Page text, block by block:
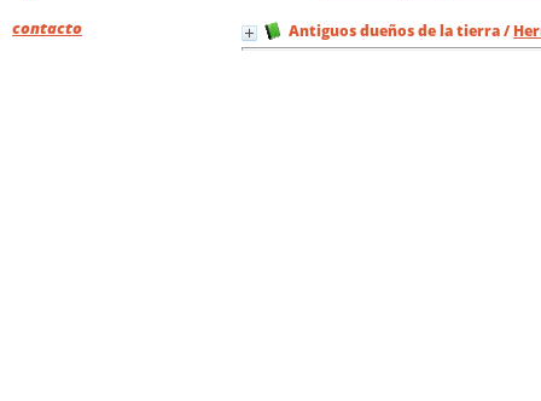
Antiguos dueños de la tierra/
contacto